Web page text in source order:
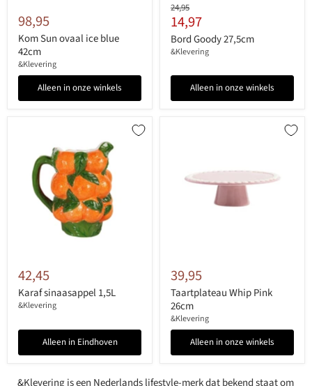
98,95
Kom Sun ovaal ice blue
42cm
&Klevering
Alleen in onze winkels
Originele
prijs
24,95
Huidige
prijs
14,97
Bord Goody 27,5cm
&Klevering
Alleen in onze winkels
42,45
Karaf sinaasappel 1,5L
&Klevering
Alleen in Eindhoven
39,95
Taartplateau Whip Pink
26cm
&Klevering
Alleen in onze winkels
&Klevering is een Nederlands lifestyle-merk dat bekend staat om